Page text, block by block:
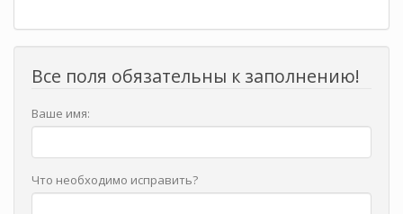
Все поля обязательны к заполнению!
Ваше имя:
Что необходимо исправить?